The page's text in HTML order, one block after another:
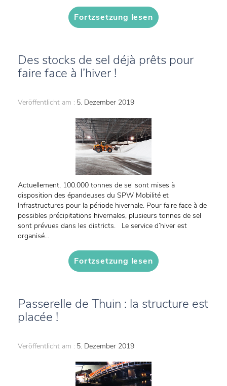
Fortzsetzung lesen
Des stocks de sel déjà prêts pour
faire face à l’hiver !
Veröffentlicht am : 5. Dezember 2019
Actuellement, 100.000 tonnes de sel sont mises à
disposition des épandeuses du SPW Mobilité et
Infrastructures pour la période hivernale. Pour faire face à de
possibles précipitations hivernales, plusieurs tonnes de sel
sont prévues dans les districts. Le service d’hiver est
organisé...
Fortzsetzung lesen
Passerelle de Thuin : la structure est
placée !
Veröffentlicht am : 5. Dezember 2019